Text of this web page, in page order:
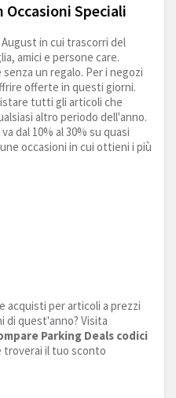
Speciali
in cui trascorri del
amici e persone care.
un regalo. Per i negozi
offerte in questi giorni.
tutti gli articoli che
altro periodo dell'anno.
dal 10% al 30% su quasi
occasioni in cui ottieni i più
acquisti per articoli a prezzi
di quest'anno? Visita
Parking Deals codici
troverai il tuo sconto